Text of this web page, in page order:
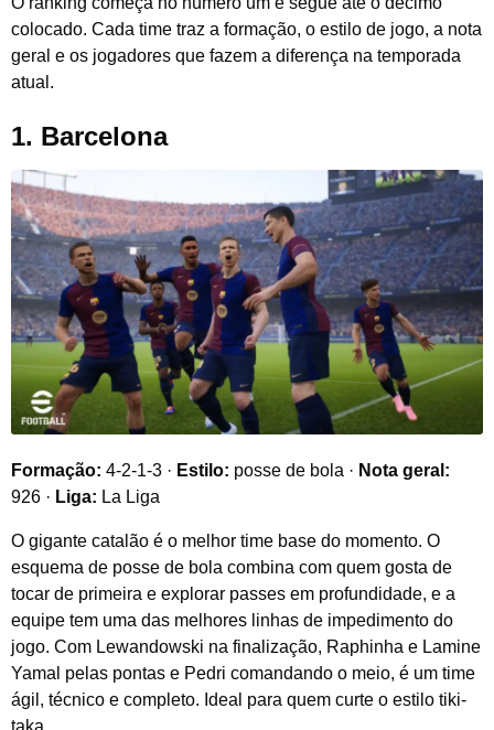
colocado. Cada time traz a formação, o estilo de jogo, a nota
geral e os jogadores que fazem a diferença na temporada
atual.
1. Barcelona
Formação: 4-2-1-3 · Estilo: posse de bola · Nota geral:
926 · Liga: La Liga
O gigante catalão é o melhor time base do momento. O
esquema de posse de bola combina com quem gosta de
tocar de primeira e explorar passes em profundidade, e a
equipe tem uma das melhores linhas de impedimento do
jogo. Com Lewandowski na finalização, Raphinha e Lamine
Yamal pelas pontas e Pedri comandando o meio, é um time
ágil, técnico e completo. Ideal para quem curte o estilo tiki-